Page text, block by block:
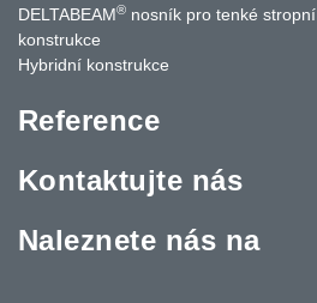
DELTABEAM® nosník pro tenké stropní
konstrukce
Hybridní konstrukce
Reference
Kontaktujte nás
Naleznete nás na